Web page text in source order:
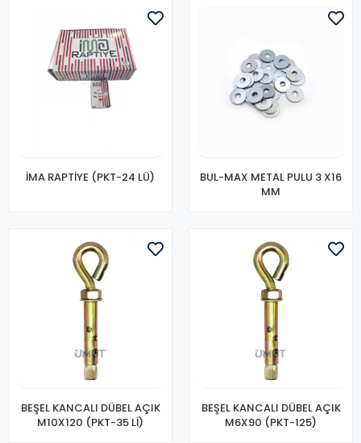
İMA RAPTİYE (PKT-24 LÜ)
BUL-MAX METAL PULU 3 X16
MM
BEŞEL KANCALI DÜBEL AÇIK
M10X120 (PKT-35 Lİ)
BEŞEL KANCALI DÜBEL AÇIK
M6X90 (PKT-125)